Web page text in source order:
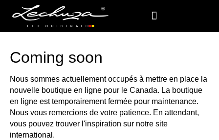
Coming soon
Nous sommes actuellement occupés à mettre en place la
nouvelle boutique en ligne pour le Canada. La boutique
en ligne est temporairement fermée pour maintenance.
Nous vous remercions de votre patience. En attendant,
vous pouvez trouver l'inspiration sur notre site
international.